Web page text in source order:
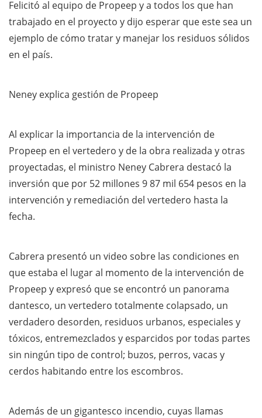
Felicitó al equipo de Propeep y a todos los que han
trabajado en el proyecto y dijo esperar que este sea un
ejemplo de cómo tratar y manejar los residuos sólidos
en el país.
Neney explica gestión de Propeep
Al explicar la importancia de la intervención de
Propeep en el vertedero y de la obra realizada y otras
proyectadas, el ministro Neney Cabrera destacó la
inversión que por 52 millones 9 87 mil 654 pesos en la
intervención y remediación del vertedero hasta la
fecha.
Cabrera presentó un video sobre las condiciones en
que estaba el lugar al momento de la intervención de
Propeep y expresó que se encontró un panorama
dantesco, un vertedero totalmente colapsado, un
verdadero desorden, residuos urbanos, especiales y
tóxicos, entremezclados y esparcidos por todas partes
sin ningún tipo de control; buzos, perros, vacas y
cerdos habitando entre los escombros.
Además de un gigantesco incendio, cuyas llamas